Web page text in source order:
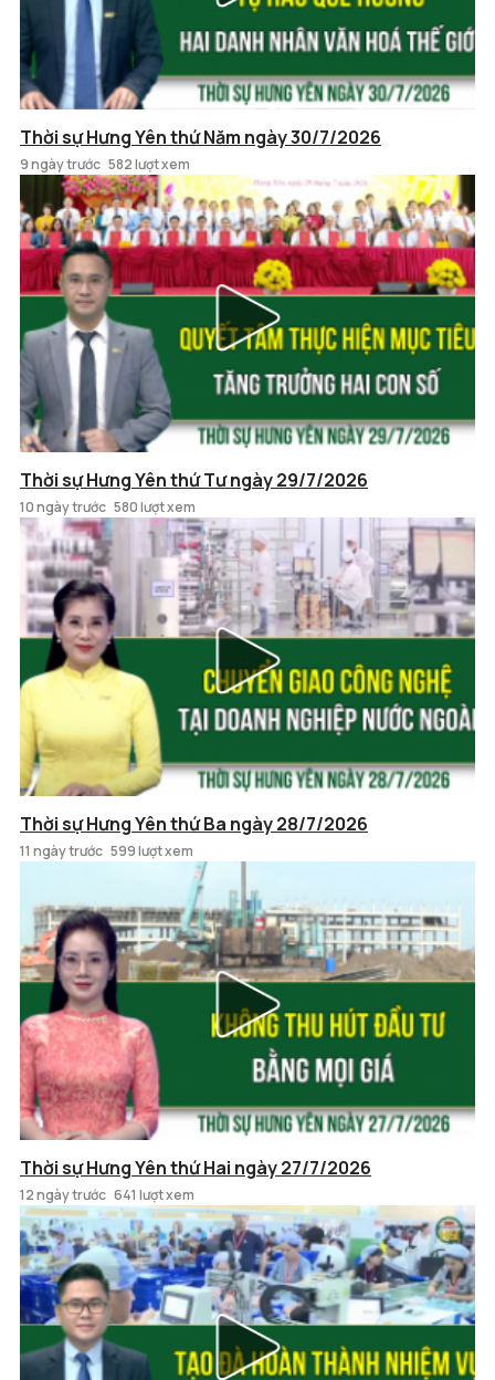
Thời sự Hưng Yên thứ Năm ngày 30/7/2026
9 ngày trước 582 lượt xem
Thời sự Hưng Yên thứ Tư ngày 29/7/2026
10 ngày trước 580 lượt xem
Thời sự Hưng Yên thứ Ba ngày 28/7/2026
11 ngày trước 599 lượt xem
Thời sự Hưng Yên thứ Hai ngày 27/7/2026
12 ngày trước 641 lượt xem